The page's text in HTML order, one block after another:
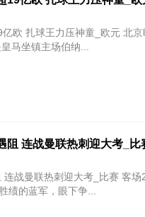
欧元 北京时间2月1日23时，本赛季西甲第22轮
马坐镇主场伯纳...
阻 连战曼联热刺迎大考_比
比赛 客场2-2战平莱斯特城之后，切尔西近3场
绩的蓝军，眼下争...